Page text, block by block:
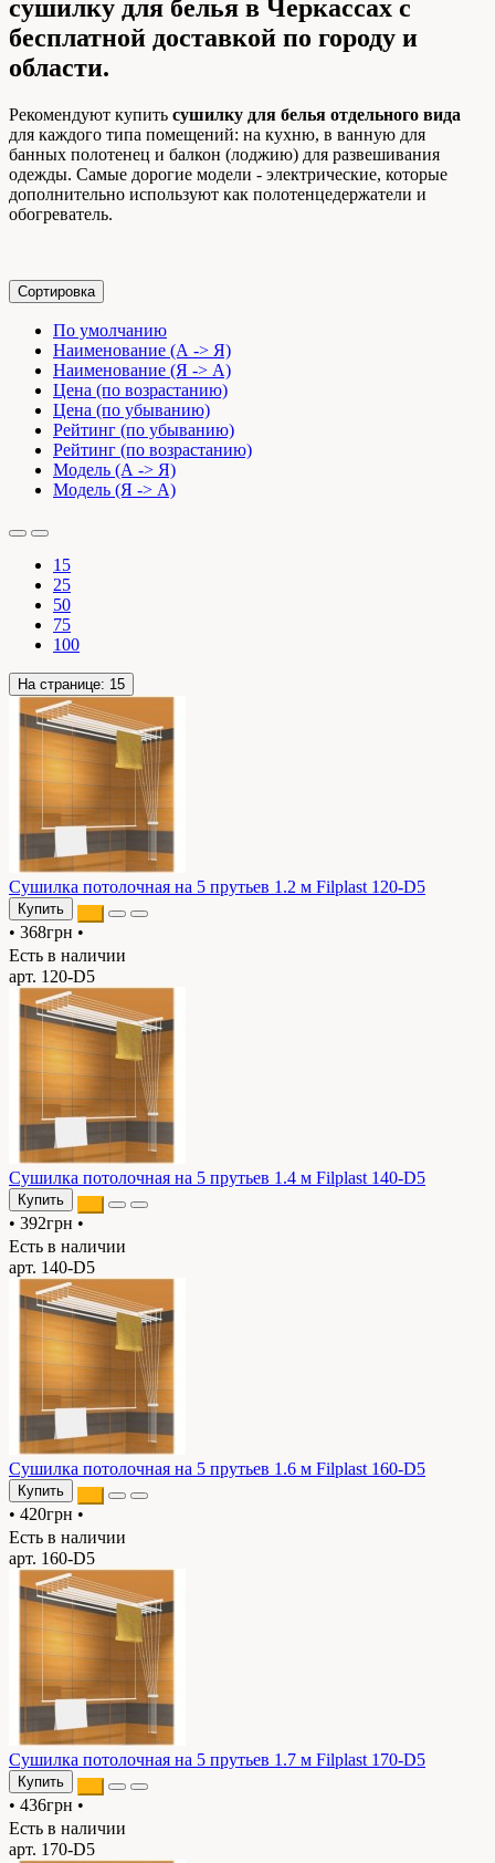
сушилку для белья в Черкассах с
бесплатной доставкой по городу и
области.
Рекомендуют купить сушилку для белья отдельного вида
для каждого типа помещений: на кухню, в ванную для
банных полотенец и балкон (лоджию) для развешивания
одежды. Самые дорогие модели - электрические, которые
дополнительно используют как полотенцедержатели и
обогреватель.
Сортировка
По умолчанию
Наименование (А -> Я)
Наименование (Я -> А)
Цена (по возрастанию)
Цена (по убыванию)
Рейтинг (по убыванию)
Рейтинг (по возрастанию)
Модель (А -> Я)
Модель (Я -> А)
15
25
50
75
100
На странице: 15
Сушилка потолочная на 5 прутьев 1.2 м Filplast 120-D5
Купить
• 368грн •
Есть в наличии
арт. 120-D5
Сушилка потолочная на 5 прутьев 1.4 м Filplast 140-D5
Купить
• 392грн •
Есть в наличии
арт. 140-D5
Сушилка потолочная на 5 прутьев 1.6 м Filplast 160-D5
Купить
• 420грн •
Есть в наличии
арт. 160-D5
Сушилка потолочная на 5 прутьев 1.7 м Filplast 170-D5
Купить
• 436грн •
Есть в наличии
арт. 170-D5